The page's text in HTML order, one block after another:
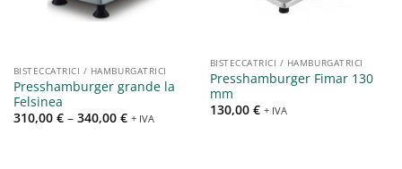
BISTECCATRICI / HAMBURGATRICI
Presshamburger grande la
Felsinea
310,00 €– 340,00 € + IVA
BISTECCATRICI / HAMBURGATRICI
Presshamburger Fimar 130
mm
130,00 € + IVA